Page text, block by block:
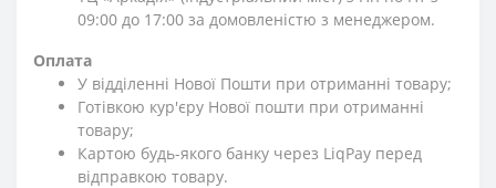
09:00 до 17:00 за домовленістю з менеджером.
Оплата
У відділенні Нової Пошти при отриманні товару;
Готівкою кур'єру Нової пошти при отриманні
товару;
Картою будь-якого банку через LiqPay перед
відправкою товару.